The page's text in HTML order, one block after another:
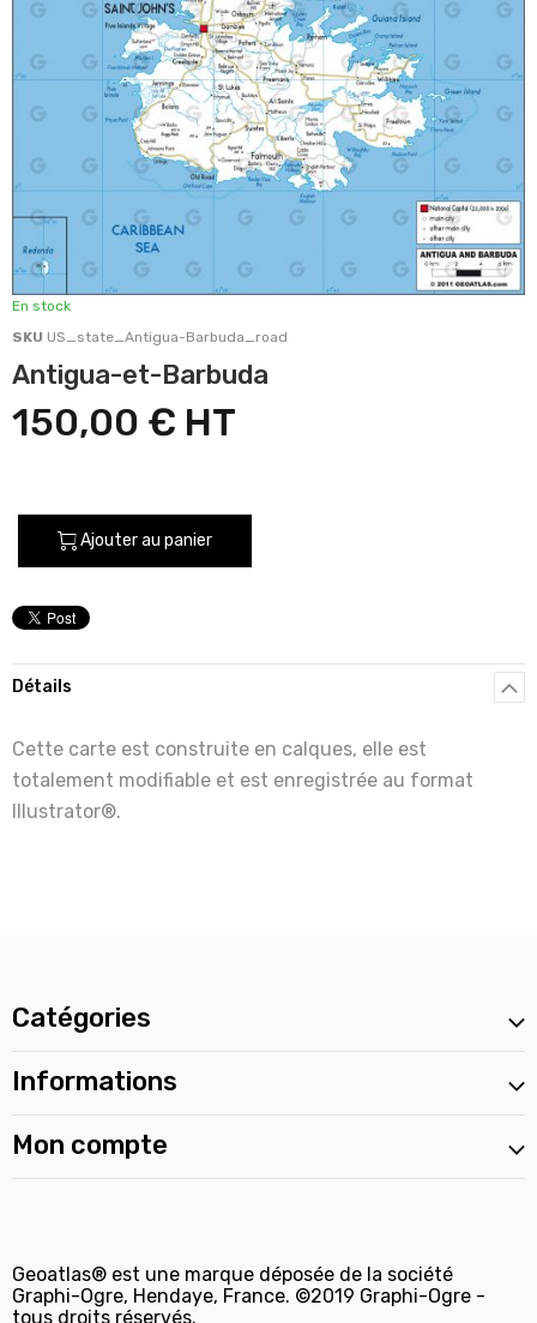
En stock
SKU US_state_Antigua-Barbuda_road
Antigua-et-Barbuda
150,00 €
Ajouter au panier
Détails
Cette carte est construite en calques, elle est
totalement modifiable et est enregistrée au format
Illustrator®.
Catégories
Informations
Mon compte
Geoatlas® est une marque déposée de la société
Graphi-Ogre, Hendaye, France. ©2019 Graphi-Ogre -
tous droits réservés.